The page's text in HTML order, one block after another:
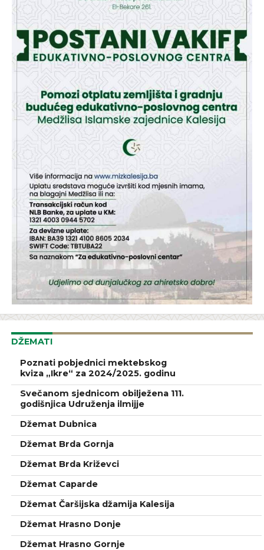
DŽEMATI
Poznati pobjednici mektebskog
kviza „Ikre“ za 2024/2025. godinu
Svečanom sjednicom obilježena 111.
godišnjica Udruženja ilmijje
Džemat Dubnica
Džemat Brda Gornja
Džemat Brda Križevci
Džemat Caparde
Džemat Čaršijska džamija Kalesija
Džemat Hrasno Donje
Džemat Hrasno Gornje